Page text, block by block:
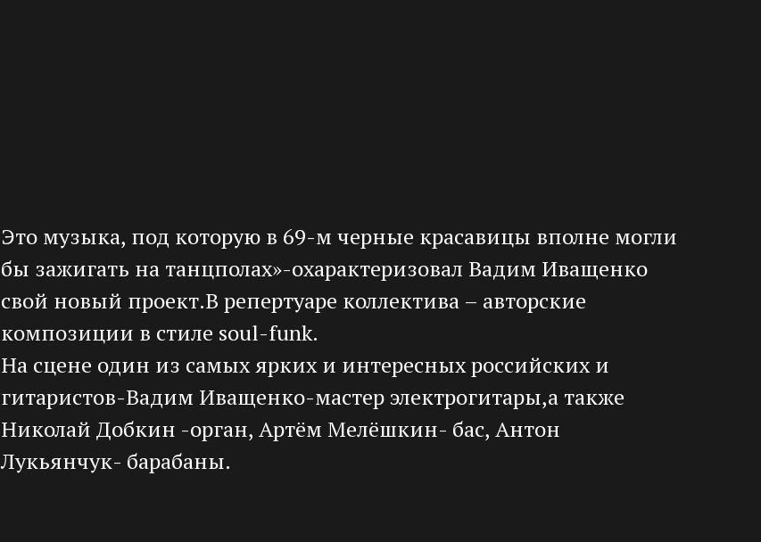
Это музыка, под которую в 69-м черные красавицы вполне могли
бы зажигать на танцполах»-охарактеризовал Вадим Иващенко
свой новый проект.В репертуаре коллектива – авторские
композиции в стиле soul-funk.
На сцене один из самых ярких и интересных российских и
гитаристов-Вадим Иващенко-мастер электрогитары,а также
Николай Добкин -орган, Артём Мелёшкин- бас, Антон
Лукьянчук- барабаны.